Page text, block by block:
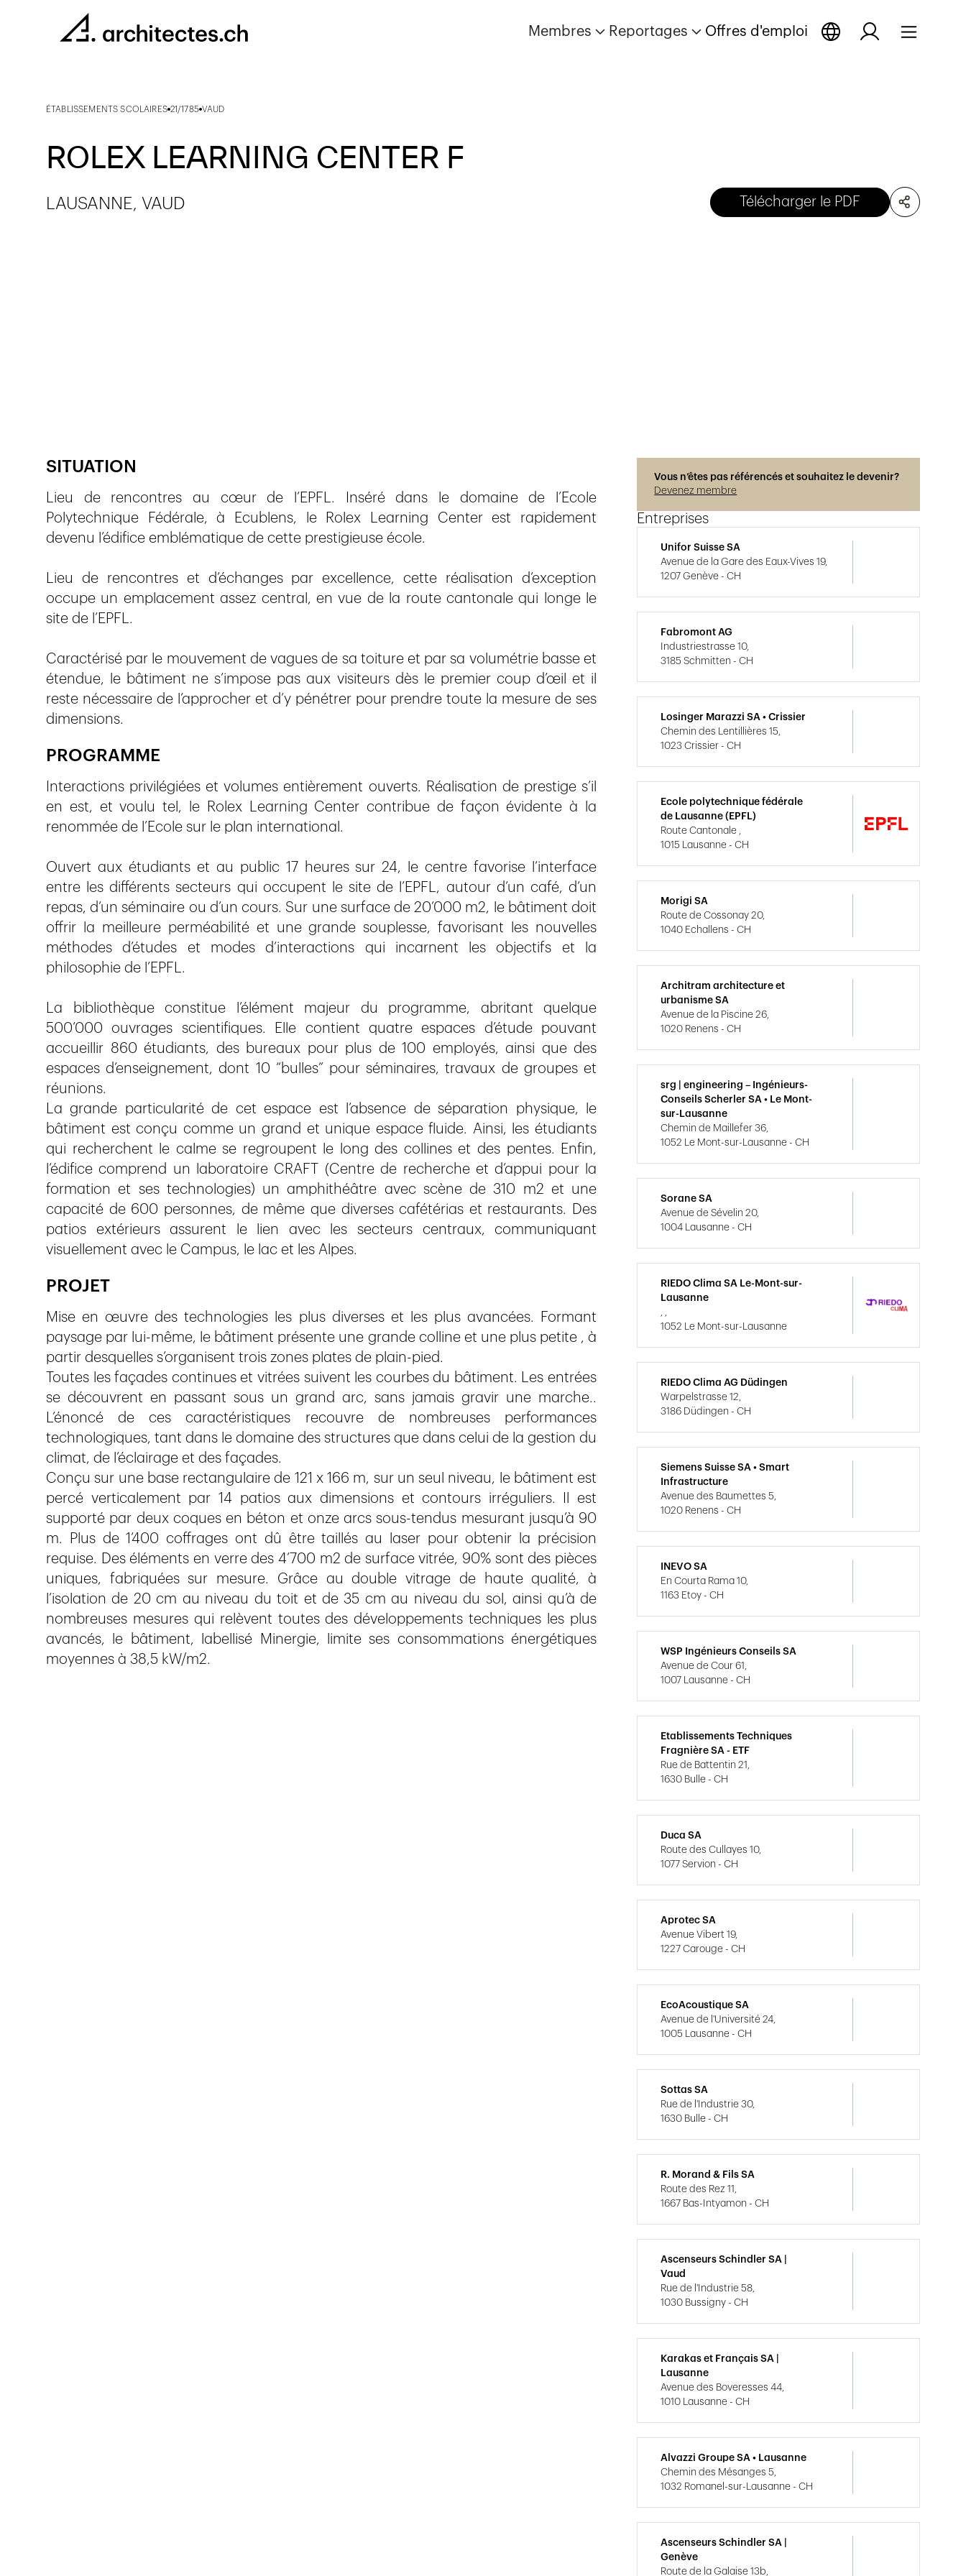
Membres Reportages Offres d'emploi
ÉTABLISSEMENTS SCOLAIRES 21/1785 VAUD
ROLEX LEARNING CENTER F
LAUSANNE, VAUD Télécharger le PDF
SITUATION
Lieu de rencontres au cœur de l’EPFL. Inséré dans le domaine de l’Ecole
Polytechnique Fédérale, à Ecublens, le Rolex Learning Center est rapidement
devenu l’édifice emblématique de cette prestigieuse école.
Lieu de rencontres et d’échanges par excellence, cette réalisation d’exception
occupe un emplacement assez central, en vue de la route cantonale qui longe le
site de l’EPFL.
Caractérisé par le mouvement de vagues de sa toiture et par sa volumétrie basse et
étendue, le bâtiment ne s’impose pas aux visiteurs dès le premier coup d’œil et il
reste nécessaire de l’approcher et d’y pénétrer pour prendre toute la mesure de ses
dimensions.
PROGRAMME
Interactions privilégiées et volumes entièrement ouverts. Réalisation de prestige s’il
en est, et voulu tel, le Rolex Learning Center contribue de façon évidente à la
renommée de l’Ecole sur le plan international.
Ouvert aux étudiants et au public 17 heures sur 24, le centre favorise l’interface
entre les différents secteurs qui occupent le site de l’EPFL, autour d’un café, d’un
repas, d’un séminaire ou d’un cours. Sur une surface de 20’000 m2, le bâtiment doit
offrir la meilleure perméabilité et une grande souplesse, favorisant les nouvelles
méthodes d’études et modes d’interactions qui incarnent les objectifs et la
philosophie de l’EPFL.
La bibliothèque constitue l’élément majeur du programme, abritant quelque
500’000 ouvrages scientifiques. Elle contient quatre espaces d’étude pouvant
accueillir 860 étudiants, des bureaux pour plus de 100 employés, ainsi que des
espaces d’enseignement, dont 10 “bulles” pour séminaires, travaux de groupes et
réunions.
La grande particularité de cet espace est l’absence de séparation physique, le
bâtiment est conçu comme un grand et unique espace fluide. Ainsi, les étudiants
qui recherchent le calme se regroupent le long des collines et des pentes. Enfin,
l’édifice comprend un laboratoire CRAFT (Centre de recherche et d’appui pour la
formation et ses technologies) un amphithéâtre avec scène de 310 m2 et une
capacité de 600 personnes, de même que diverses cafétérias et restaurants. Des
patios extérieurs assurent le lien avec les secteurs centraux, communiquant
visuellement avec le Campus, le lac et les Alpes.
PROJET
Mise en œuvre des technologies les plus diverses et les plus avancées. Formant
paysage par lui-même, le bâtiment présente une grande colline et une plus petite , à
partir desquelles s’organisent trois zones plates de plain-pied.
Toutes les façades continues et vitrées suivent les courbes du bâtiment. Les entrées
se découvrent en passant sous un grand arc, sans jamais gravir une marche..
L’énoncé de ces caractéristiques recouvre de nombreuses performances
technologiques, tant dans le domaine des structures que dans celui de la gestion du
climat, de l’éclairage et des façades.
Conçu sur une base rectangulaire de 121 x 166 m, sur un seul niveau, le bâtiment est
percé verticalement par 14 patios aux dimensions et contours irréguliers. Il est
supporté par deux coques en béton et onze arcs sous-tendus mesurant jusqu’à 90
m. Plus de 1’400 coffrages ont dû être taillés au laser pour obtenir la précision
requise. Des éléments en verre des 4’700 m2 de surface vitrée, 90% sont des pièces
uniques, fabriquées sur mesure. Grâce au double vitrage de haute qualité, à
l’isolation de 20 cm au niveau du toit et de 35 cm au niveau du sol, ainsi qu’à de
nombreuses mesures qui relèvent toutes des développements techniques les plus
avancés, le bâtiment, labellisé Minergie, limite ses consommations énergétiques
moyennes à 38,5 kW/m2.
Vous n’êtes pas référencés et souhaitez le devenir?
Devenez membre
Entreprises
Unifor Suisse SA
Avenue de la Gare des Eaux-Vives 19,
1207 Genève - CH
Fabromont AG
Industriestrasse 10,
3185 Schmitten - CH
Losinger Marazzi SA • Crissier
Chemin des Lentillières 15,
1023 Crissier - CH
Ecole polytechnique fédérale
de Lausanne (EPFL)
Route Cantonale ,
1015 Lausanne - CH
Morigi SA
Route de Cossonay 20,
1040 Echallens - CH
Architram architecture et
urbanisme SA
Avenue de la Piscine 26,
1020 Renens - CH
srg | engineering – Ingénieurs-
Conseils Scherler SA • Le Mont-
sur-Lausanne
Chemin de Maillefer 36,
1052 Le Mont-sur-Lausanne - CH
Sorane SA
Avenue de Sévelin 20,
1004 Lausanne - CH
RIEDO Clima SA Le-Mont-sur-
Lausanne
, ,
1052 Le Mont-sur-Lausanne
RIEDO Clima AG Düdingen
Warpelstrasse 12,
3186 Düdingen - CH
Siemens Suisse SA • Smart
Infrastructure
Avenue des Baumettes 5,
1020 Renens - CH
INEVO SA
En Courta Rama 10,
1163 Etoy - CH
WSP Ingénieurs Conseils SA
Avenue de Cour 61,
1007 Lausanne - CH
Etablissements Techniques
Fragnière SA - ETF
Rue de Battentin 21,
1630 Bulle - CH
Duca SA
Route des Cullayes 10,
1077 Servion - CH
Aprotec SA
Avenue Vibert 19,
1227 Carouge - CH
EcoAcoustique SA
Avenue de l'Université 24,
1005 Lausanne - CH
Sottas SA
Rue de l'Industrie 30,
1630 Bulle - CH
R. Morand & Fils SA
Route des Rez 11,
1667 Bas-Intyamon - CH
Ascenseurs Schindler SA |
Vaud
Rue de l'Industrie 58,
1030 Bussigny - CH
Karakas et Français SA |
Lausanne
Avenue des Boveresses 44,
1010 Lausanne - CH
Alvazzi Groupe SA • Lausanne
Chemin des Mésanges 5,
1032 Romanel-sur-Lausanne - CH
Ascenseurs Schindler SA |
Genève
Route de la Galaise 13b,